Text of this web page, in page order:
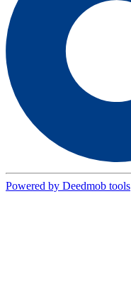
Powered by Deedmob tools